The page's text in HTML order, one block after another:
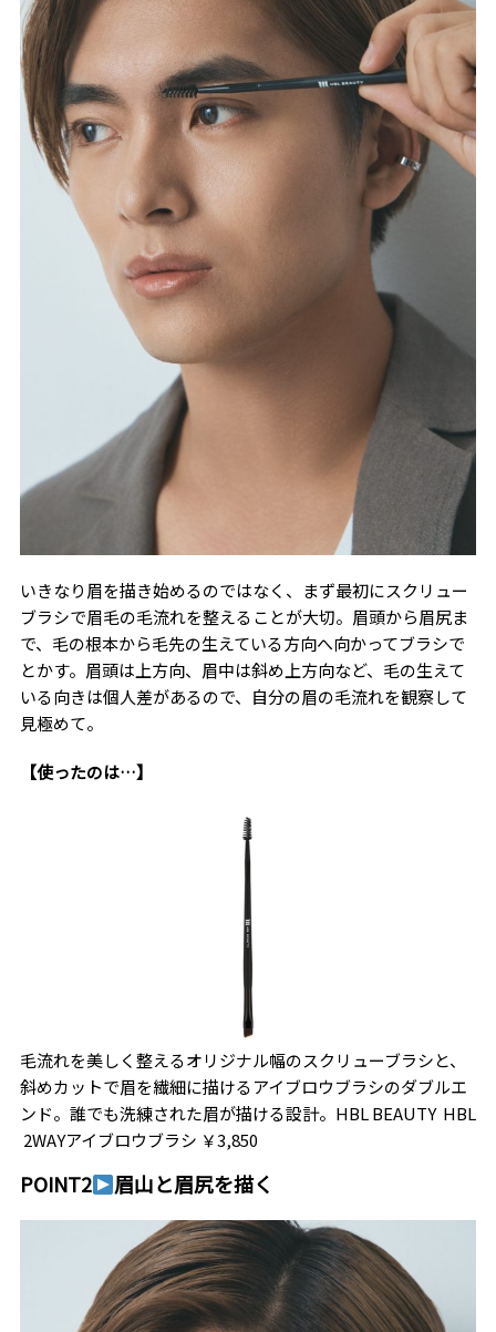
いきなり眉を描き始めるのではなく、まず最初にスクリュー
ブラシで眉毛の毛流れを整えることが大切。眉頭から眉尻ま
で、毛の根本から毛先の生えている方向へ向かってブラシで
とかす。眉頭は上方向、眉中は斜め上方向など、毛の生えて
いる向きは個人差があるので、自分の眉の毛流れを観察して
見極めて。
【使ったのは…】
毛流れを美しく整えるオリジナル幅のスクリューブラシと、
斜めカットで眉を繊細に描けるアイブロウブラシのダブルエ
ンド。誰でも洗練された眉が描ける設計。HBL BEAUTY HBL
2WAYアイブロウブラシ ￥3,850
POINT2 眉山と眉尻を描く